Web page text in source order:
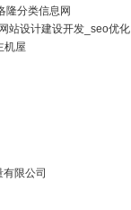
隆分类信息网
站设计建设开发_seo优化
机屋
限公司